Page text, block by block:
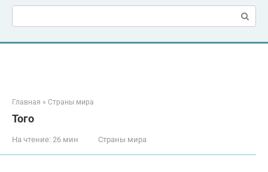
Поиск:
Главная » Страны мира
Того
На чтение: 26 мин Страны мира